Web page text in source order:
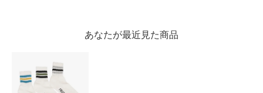
あなたが最近見た商品